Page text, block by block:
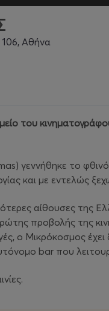
Αθήνα
του
γεννήθηκε το
και με εντελώς
αίθουσες της
προβολής της
ο Μικρόκοσμος
bar που